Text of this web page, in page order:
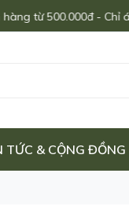
- Chỉ áp dụng
TỨC & CỘNG ĐỒNG